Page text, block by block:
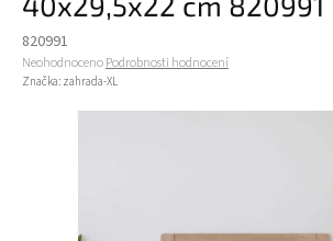
820991
Průměrné hodnocení produktu je 0,0 z 5 hvězdiček.
NeohodnocenoPodrobnosti hodnocení
Značka: zahrada-XL